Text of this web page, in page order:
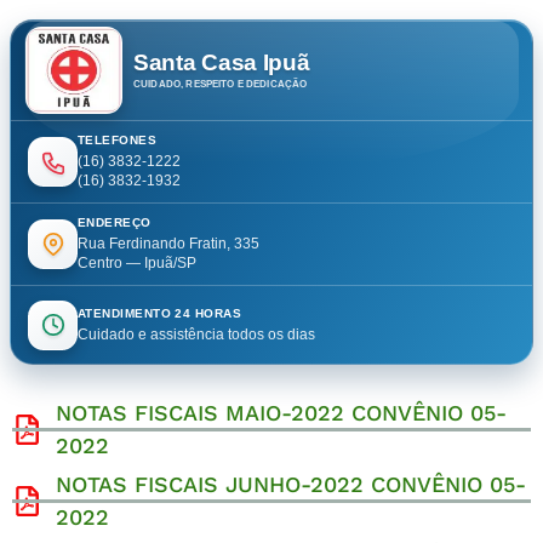
Santa Casa Ipuã
CUIDADO, RESPEITO E DEDICAÇÃO
TELEFONES
(16) 3832-1222
(16) 3832-1932
ENDEREÇO
Rua Ferdinando Fratin, 335
Centro — Ipuã/SP
ATENDIMENTO 24 HORAS
Cuidado e assistência todos os dias
NOTAS FISCAIS MAIO-2022 CONVÊNIO 05-
2022
NOTAS FISCAIS JUNHO-2022 CONVÊNIO 05-
2022